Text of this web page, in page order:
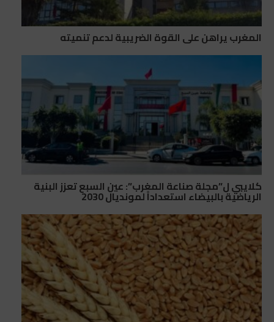
المغرب يراهن على القوة الضريبية لدعم تنميته
كلايبي ل”مجلة صناعة المغرب”: عين السبع تعزز البنية
الرياضية بالبيضاء استعداداً لمونديال 2030